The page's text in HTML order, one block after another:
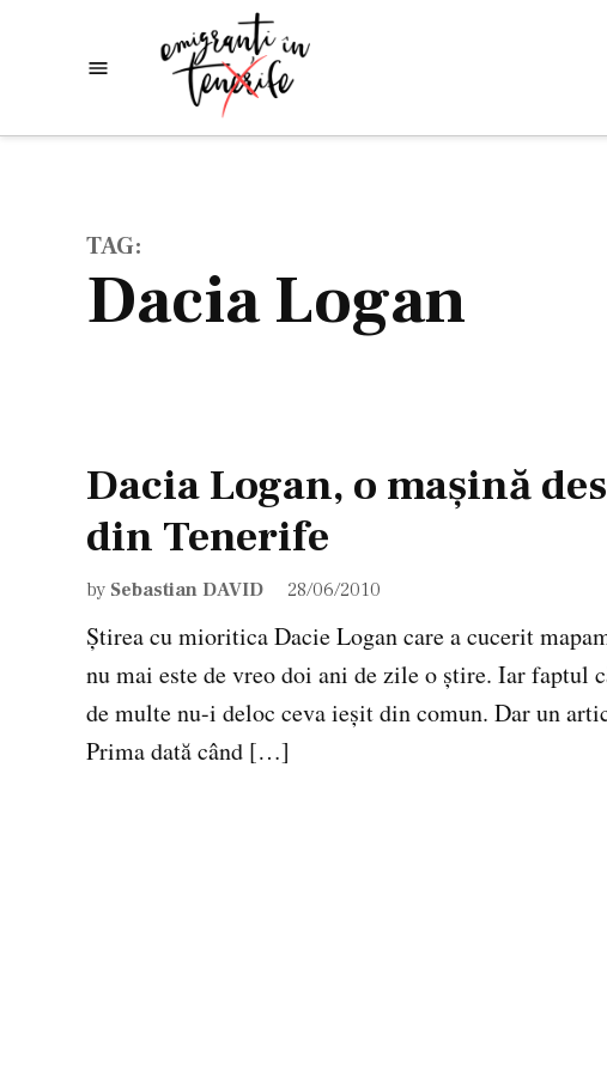
TAG:
Dacia Logan
Dacia Logan, o maşină
din Tenerife
by Sebastian DAVID 28/06/2010
Ştirea cu mioritica Dacie Logan care a cucerit
nu mai este de vreo doi ani de zile o ştire. Iar faptul
de multe nu-i deloc ceva ieşit din comun. Dar un
Prima dată când […]